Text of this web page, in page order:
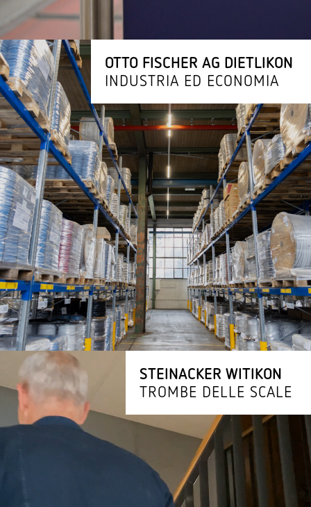
OTTO FISCHER AG DIETLIKON
INDUSTRIA ED ECONOMIA
STEINACKER WITIKON
TROMBE DELLE SCALE